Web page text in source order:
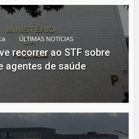
ÚLTIMAS NOTÍCIAS
recorrer ao STF sobre
agentes de saúde